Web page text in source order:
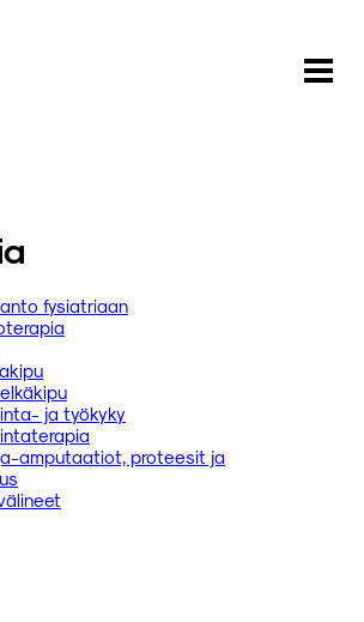
KIRJAUDU
fysiatriaan
ja työkyky
amputaatiot, proteesit ja